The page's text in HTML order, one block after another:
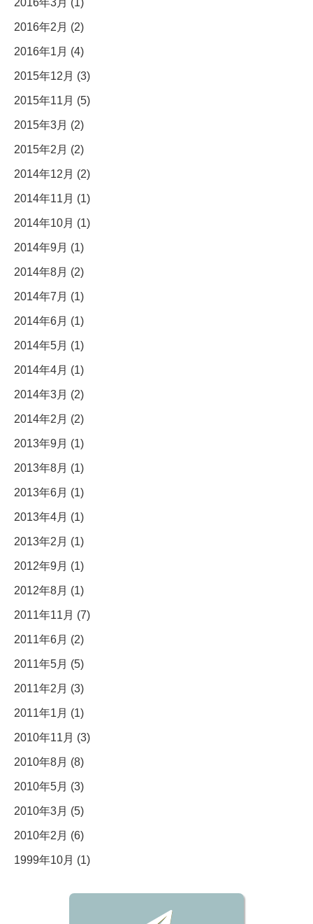
2016年3月 (1)
2016年2月 (2)
2016年1月 (4)
2015年12月 (3)
2015年11月 (5)
2015年3月 (2)
2015年2月 (2)
2014年12月 (2)
2014年11月 (1)
2014年10月 (1)
2014年9月 (1)
2014年8月 (2)
2014年7月 (1)
2014年6月 (1)
2014年5月 (1)
2014年4月 (1)
2014年3月 (2)
2014年2月 (2)
2013年9月 (1)
2013年8月 (1)
2013年6月 (1)
2013年4月 (1)
2013年2月 (1)
2012年9月 (1)
2012年8月 (1)
2011年11月 (7)
2011年6月 (2)
2011年5月 (5)
2011年2月 (3)
2011年1月 (1)
2010年11月 (3)
2010年8月 (8)
2010年5月 (3)
2010年3月 (5)
2010年2月 (6)
1999年10月 (1)